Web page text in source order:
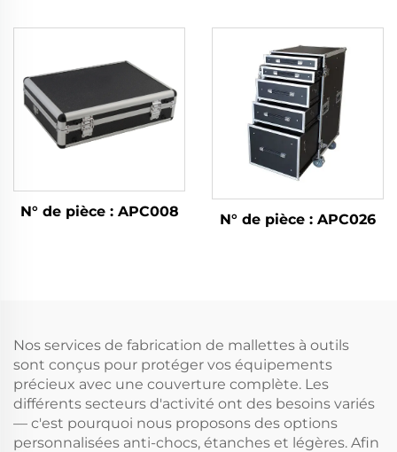
N° de pièce : APC008 N° de pièce : APC026
Nos services de fabrication de mallettes à outils
sont conçus pour protéger vos équipements
précieux avec une couverture complète. Les
différents secteurs d'activité ont des besoins variés
— c'est pourquoi nous proposons des options
personnalisées anti-chocs, étanches et légères. Afin